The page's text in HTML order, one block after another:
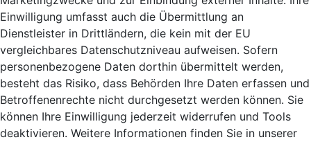
Einwilligung umfasst auch die Übermittlung an
Dienstleister in Drittländern, die kein mit der EU
vergleichbares Datenschutzniveau aufweisen. Sofern
personenbezogene Daten dorthin übermittelt werden,
besteht das Risiko, dass Behörden Ihre Daten erfassen und
Betroffenenrechte nicht durchgesetzt werden können. Sie
können Ihre Einwilligung jederzeit widerrufen und Tools
deaktivieren. Weitere Informationen finden Sie in unserer